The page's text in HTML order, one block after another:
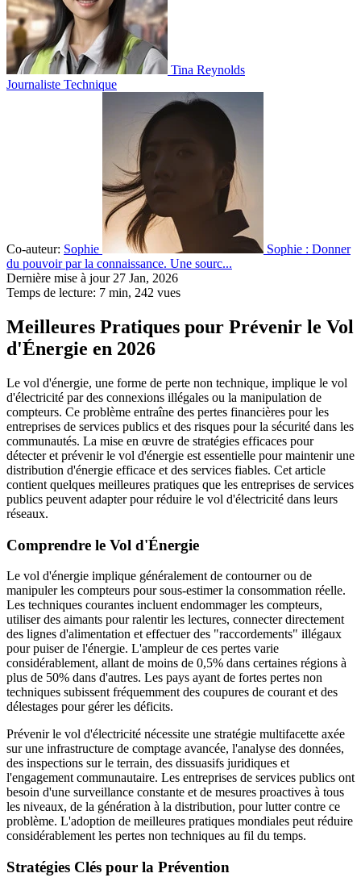
Tina Reynolds
Journaliste Technique
Co-auteur: Sophie
Sophie : Donner
du pouvoir par la connaissance. Une sourc...
Dernière mise à jour 27 Jan, 2026
Temps de lecture: 7 min, 242 vues
Meilleures Pratiques pour Prévenir le Vol
d'Énergie en 2026
Le vol d'énergie, une forme de perte non technique, implique le vol
d'électricité par des connexions illégales ou la manipulation de
compteurs. Ce problème entraîne des pertes financières pour les
entreprises de services publics et des risques pour la sécurité dans les
communautés. La mise en œuvre de stratégies efficaces pour
détecter et prévenir le vol d'énergie est essentielle pour maintenir une
distribution d'énergie efficace et des services fiables. Cet article
contient quelques meilleures pratiques que les entreprises de services
publics peuvent adapter pour réduire le vol d'électricité dans leurs
réseaux.
Comprendre le Vol d'Énergie
Le vol d'énergie implique généralement de contourner ou de
manipuler les compteurs pour sous-estimer la consommation réelle.
Les techniques courantes incluent endommager les compteurs,
utiliser des aimants pour ralentir les lectures, connecter directement
des lignes d'alimentation et effectuer des "raccordements" illégaux
pour puiser de l'énergie. L'ampleur de ces pertes varie
considérablement, allant de moins de 0,5% dans certaines régions à
plus de 50% dans d'autres. Les pays ayant de fortes pertes non
techniques subissent fréquemment des coupures de courant et des
délestages pour gérer les déficits.
Prévenir le vol d'électricité nécessite une stratégie multifacette axée
sur une infrastructure de comptage avancée, l'analyse des données,
des inspections sur le terrain, des dissuasifs juridiques et
l'engagement communautaire. Les entreprises de services publics ont
besoin d'une surveillance constante et de mesures proactives à tous
les niveaux, de la génération à la distribution, pour lutter contre ce
problème. L'adoption de meilleures pratiques mondiales peut réduire
considérablement les pertes non techniques au fil du temps.
Stratégies Clés pour la Prévention